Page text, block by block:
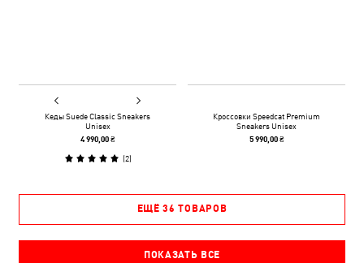
Кеды Suede Classic Sneakers
Unisex
4 990,00 ₴
(2)
Кроссовки Speedcat Premium
Sneakers Unisex
5 990,00 ₴
ЕЩЁ 36 ТОВАРОВ
ПОКАЗАТЬ ВСЕ